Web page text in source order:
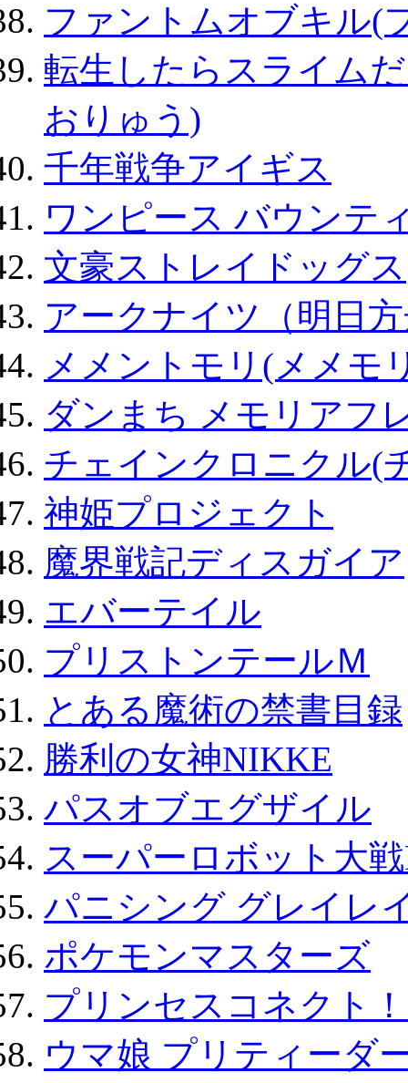
ファントムオブキル(
転生したらスライム
おりゅう)
千年戦争アイギス
ワンピース バウンテ
文豪ストレイドッグス
アークナイツ（明日
メメントモリ(メメモ
ダンまち メモリアフ
チェインクロニクル(
神姫プロジェクト
魔界戦記ディスガイア
エバーテイル
プリストンテールＭ
とある魔術の禁書目録
勝利の女神NIKKE
パスオブエグザイル
スーパーロボット大
パニシング グレイレ
ポケモンマスターズ
プリンセスコネクト
ウマ娘 プリティーダ